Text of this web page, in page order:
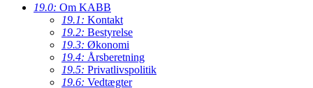
19.0: Om KABB
19.1: Kontakt
19.2: Bestyrelse
19.3: Økonomi
19.4: Årsberetning
19.5: Privatlivspolitik
19.6: Vedtægter